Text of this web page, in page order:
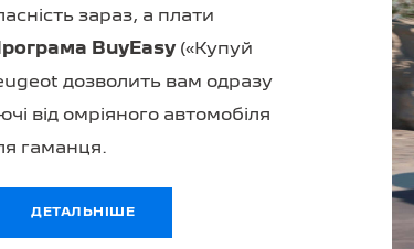
можливістю
оренди з правом викупу
виконання умов
на ПДВ і податку
ДЕТАЛЬНІШЕ